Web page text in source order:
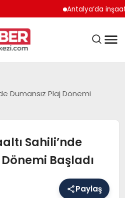
Antalya’da inşaat
Dumansız Plaj Dönemi
Sahili’nde
Başladı
Paylaş